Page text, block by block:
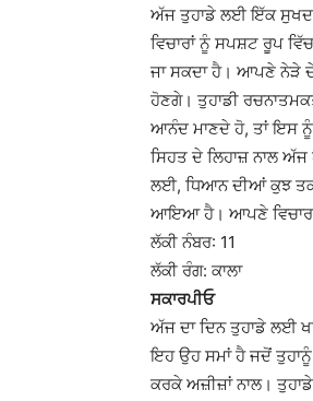
ਅੱਜ ਤੁਹਾਡੇ ਲਈ ਇੱਕ ਸੁਖਦ
ਵਿਚਾਰਾਂ ਨੂੰ ਸਪਸ਼ਟ ਰੂਪ
ਜਾ ਸਕਦਾ ਹੈ। ਆਪਣੇ ਨੇੜੇ
ਹੋਣਗੇ। ਤੁਹਾਡੀ
ਆਨੰਦ ਮਾਣਦੇ ਹੋ, ਤਾਂ ਇਸ ਨੂੰ
ਸਿਹਤ ਦੇ ਲਿਹਾਜ਼ ਨਾਲ
ਲਈ, ਧਿਆਨ ਦੀਆਂ ਕੁਝ
ਆਇਆ ਹੈ। ਆਪਣੇ ਵਿਚਾਰਾਂ
ਲੱਕੀ ਨੰਬਰ: 11
ਲੱਕੀ ਰੰਗ: ਕਾਲਾ
ਸਕਾਰਪੀਓ
ਅੱਜ ਦਾ ਦਿਨ ਤੁਹਾਡੇ ਲਈ
ਇਹ ਉਹ ਸਮਾਂ ਹੈ ਜਦੋਂ
ਕਰਕੇ ਅਜ਼ੀਜ਼ਾਂ ਨਾਲ।